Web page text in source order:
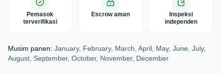
Pemasok
terverifikasi
Escrow aman
Inspeksi
independen
Musim panen: January, February, March, April, May, June, July,
August, September, October, November, December